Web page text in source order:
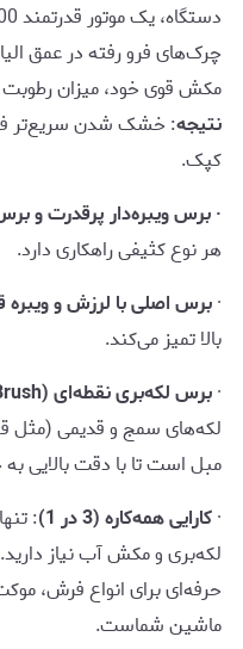
چرک‌های فرو رفته در عمق
مکش قوی خود، میزان رطوبت
نتیجه: خشک شدن سریع‌تر
کپک.
· برس ویبره‌دار پرقدرت و
هر نوع کثیفی راهکاری دارد.
·برس اصلی با لرزش و ویبره
بالا تمیز می‌کند.
·برس لکه‌بری نقطه‌ای (Spot Brush
لکه‌های سمج و قدیمی (مثل
مبل است تا با دقت بالایی
·کارایی همه‌کاره (3 در 1)
:
لکه‌بری و مکش آب نیاز
حرفه‌ای برای انواع فرش،
ماشین شماست.